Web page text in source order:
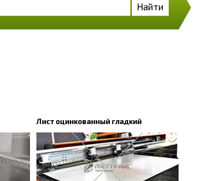
Найти
Лист оцинкованный гладкий